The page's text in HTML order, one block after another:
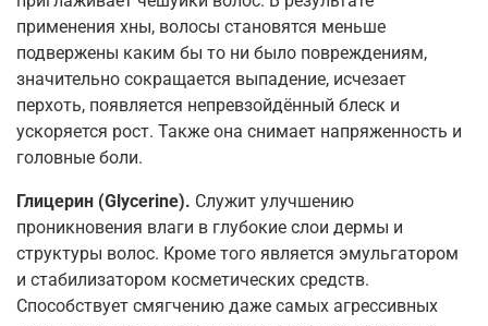
применения хны, волосы становятся меньше
подвержены каким бы то ни было повреждениям,
значительно сокращается выпадение, исчезает
перхоть, появляется непревзойдённый блеск и
ускоряется рост. Также она снимает напряженность и
головные боли.
Глицерин (Glycerine). Служит улучшению
проникновения влаги в глубокие слои дермы и
структуры волос. Кроме того является эмульгатором
и стабилизатором косметических средств.
Способствует смягчению даже самых агрессивных